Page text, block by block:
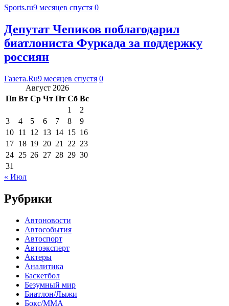
Sports.ru9 месяцев спустя 0
Депутат Чепиков поблагодарил
биатлониста Фуркада за поддержку
россиян
Газета.Ru9 месяцев спустя 0
Август 2026
Пн Вт Ср Чт Пт Сб Вс
1
2
3
4 5 6 7 8
9
10 11 12 13 14 15 16
17 18 19 20 21 22 23
24 25 26 27 28 29 30
31
« Июл
Рубрики
Автоновости
Автособытия
Автоспорт
Автоэксперт
Актеры
Аналитика
Баскетбол
Безумный мир
Биатлон/Лыжи
Бокс/MMA